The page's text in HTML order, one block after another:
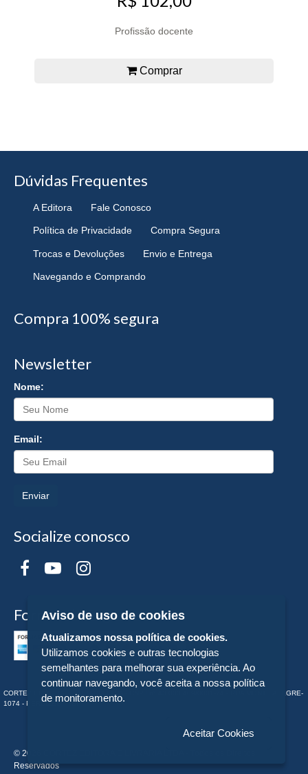
Profissão docente
Comprar
Dúvidas Frequentes
A Editora Fale Conosco
Política de Privacidade Compra Segura
Trocas e Devoluções Envio e Entrega
Navegando e Comprando
Compra 100% segura
Newsletter
Nome:
Email:
Enviar
Socialize conosco
Formas de Pagamento
CORTEZ EDITORA E LIVRARIA LTDA - CNPJ n° 43.003.409/0001-74 - RUA MONTE ALEGRE-
1074 - PERDIZES - - SP
© 2026 CORTEZ EDITORA E LIVRARIA LTDA - Todos os Direitos
Reservados
Aviso de uso de cookies
Atualizamos nossa política de cookies.
Utilizamos cookies e outras tecnologias
semelhantes para melhorar sua experiência. Ao
continuar navegando, você aceita a nossa política
de monitoramento.
Aceitar Cookies